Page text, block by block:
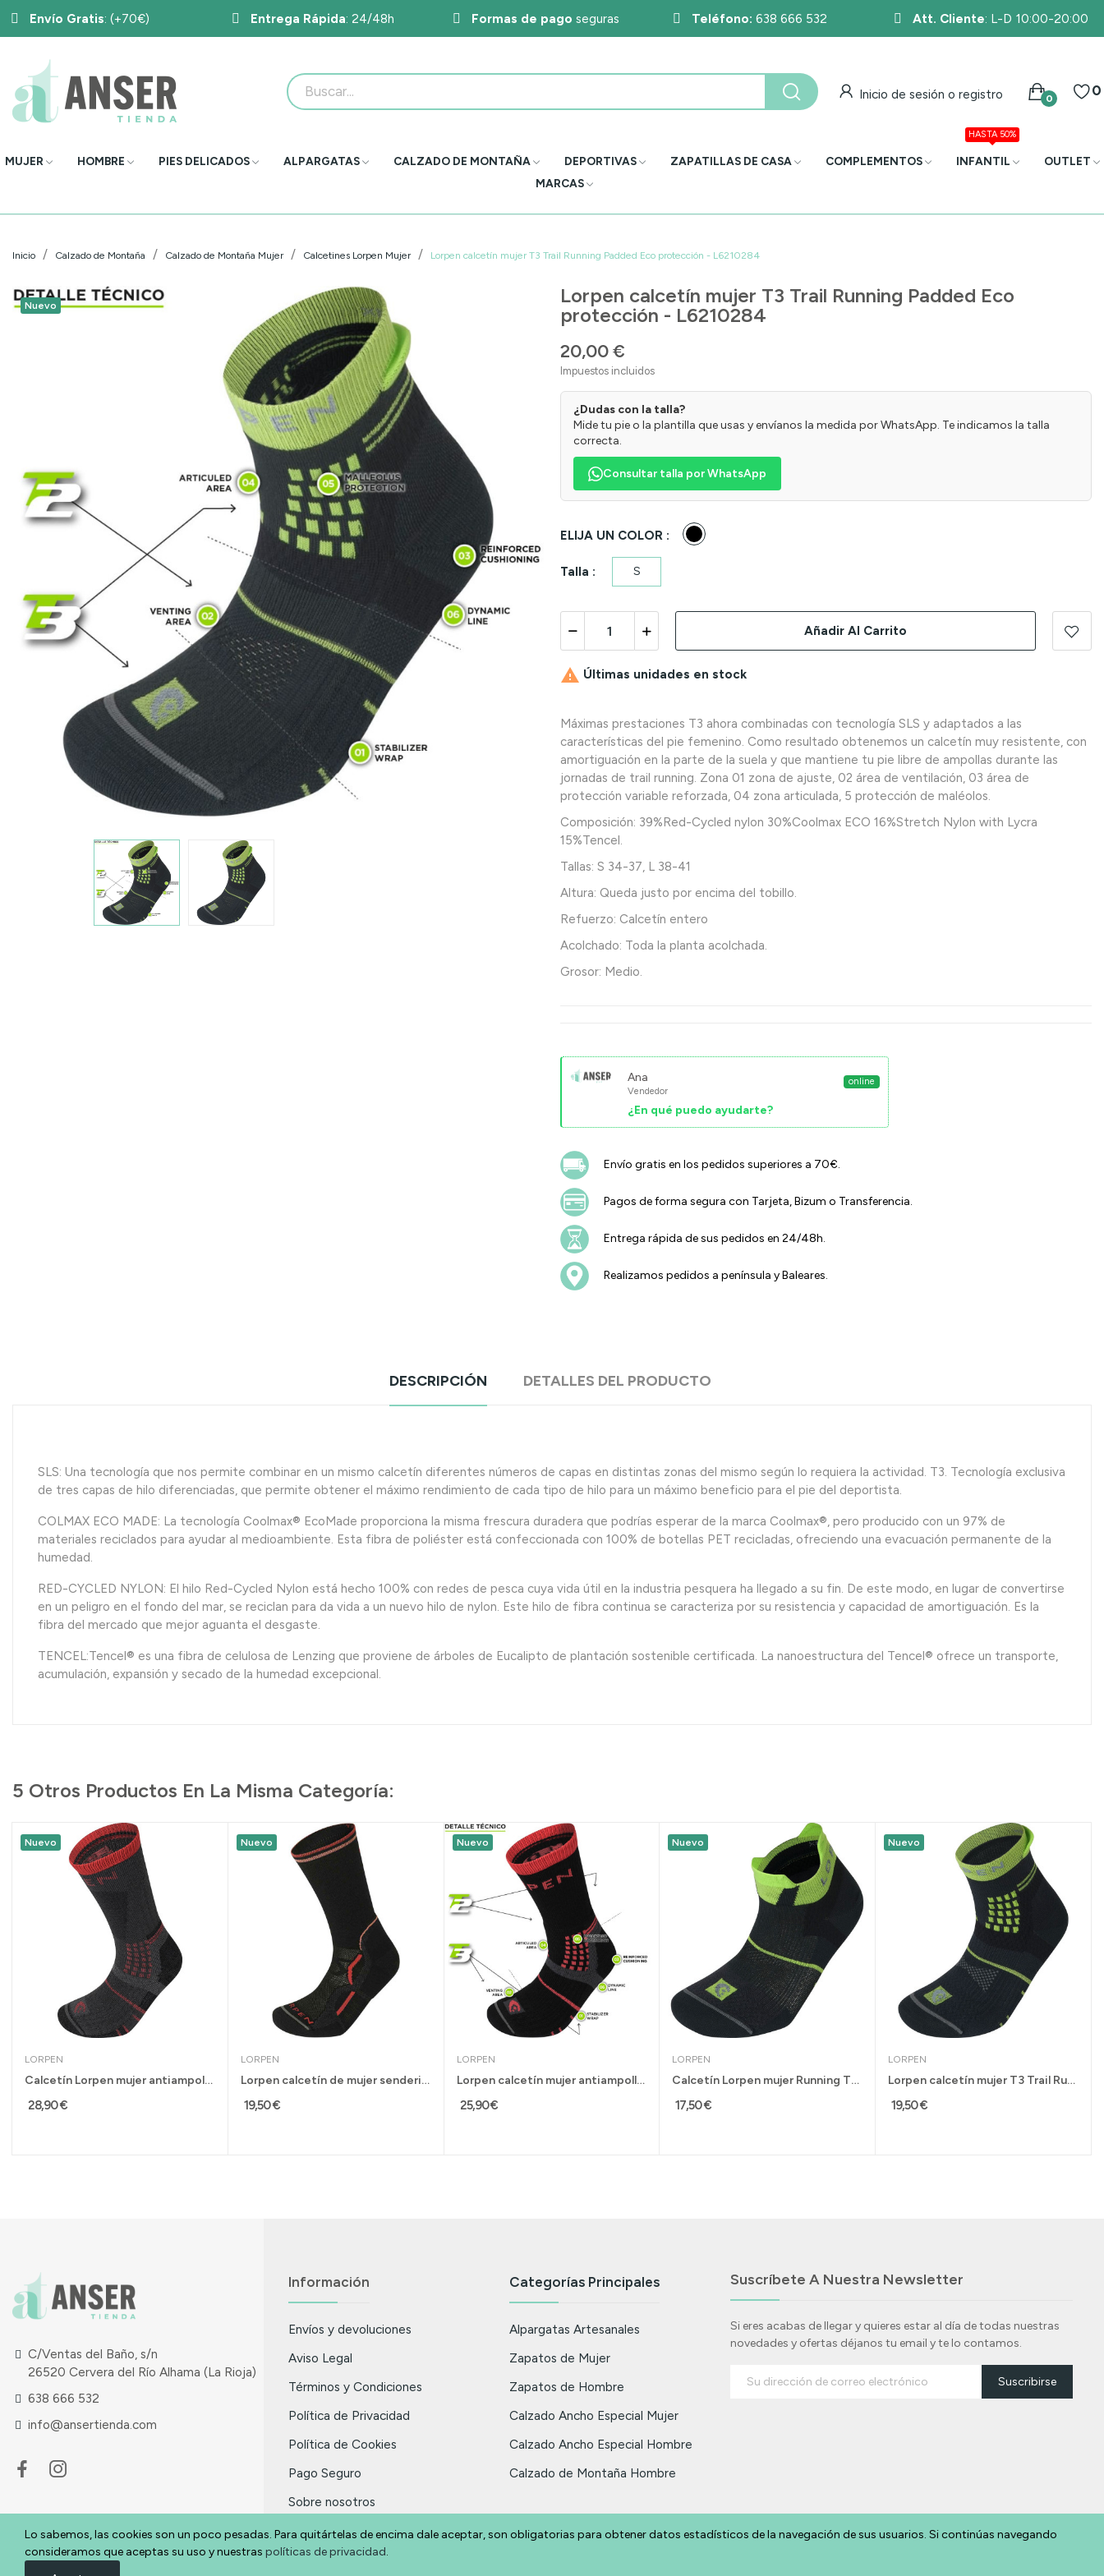
Envío Gratis: (+70€) Entrega Rápida: 24/48h Formas de pago seguras Teléfono: 638 666 532 Att. Cliente: L-D 10:00-20:00
Inicio de sesión o registro 0 0
MUJER HOMBRE PIES DELICADOS ALPARGATAS CALZADO DE MONTAÑA DEPORTIVAS ZAPATILLAS DE CASA COMPLEMENTOS INFANTIL
HASTA 50%
OUTLET
MARCAS
Inicio Calzado de Montaña Calzado de Montaña Mujer Calcetines Lorpen Mujer Lorpen calcetín mujer T3 Trail Running Padded Eco protección - L6210284
Nuevo
Lorpen calcetín mujer T3 Trail Running Padded Eco
protección - L6210284
20,00 €
Impuestos incluidos
¿Dudas con la talla?
Mide tu pie o la plantilla que usas y envíanos la medida por WhatsApp. Te indicamos la talla
correcta.
Consultar talla por WhatsApp
ELIJA UN COLOR : Negro
Talla : S
Añadir Al Carrito
 Últimas unidades en stock
Máximas prestaciones T3 ahora combinadas con tecnología SLS y adaptados a las
características del pie femenino. Como resultado obtenemos un calcetín muy resistente, con
amortiguación en la parte de la suela y que mantiene tu pie libre de ampollas durante las
jornadas de trail running. Zona 01 zona de ajuste, 02 área de ventilación, 03 área de
protección variable reforzada, 04 zona articulada, 5 protección de maléolos.
Composición: 39%Red-Cycled nylon 30%Coolmax ECO 16%Stretch Nylon with Lycra
15%Tencel.
Tallas: S 34-37, L 38-41
Altura: Queda justo por encima del tobillo.
Refuerzo: Calcetín entero
Acolchado: Toda la planta acolchada.
Grosor: Medio.
Ana
Vendedor
¿En qué puedo ayudarte?
online
Envío gratis en los pedidos superiores a 70€.
Pagos de forma segura con Tarjeta, Bizum o Transferencia.
Entrega rápida de sus pedidos en 24/48h.
Realizamos pedidos a península y Baleares.
DESCRIPCIÓN DETALLES DEL PRODUCTO
SLS: Una tecnología que nos permite combinar en un mismo calcetín diferentes números de capas en distintas zonas del mismo según lo requiera la actividad. T3. Tecnología exclusiva
de tres capas de hilo diferenciadas, que permite obtener el máximo rendimiento de cada tipo de hilo para un máximo beneficio para el pie del deportista.
COLMAX ECO MADE: La tecnología Coolmax® EcoMade proporciona la misma frescura duradera que podrías esperar de la marca Coolmax®, pero producido con un 97% de
materiales reciclados para ayudar al medioambiente. Esta fibra de poliéster está confeccionada con 100% de botellas PET recicladas, ofreciendo una evacuación permanente de la
humedad.
RED-CYCLED NYLON: El hilo Red-Cycled Nylon está hecho 100% con redes de pesca cuya vida útil en la industria pesquera ha llegado a su fin. De este modo, en lugar de convertirse
en un peligro en el fondo del mar, se reciclan para da vida a un nuevo hilo de nylon. Este hilo de fibra continua se caracteriza por su resistencia y capacidad de amortiguación. Es la
fibra del mercado que mejor aguanta el desgaste.
TENCEL:Tencel® es una fibra de celulosa de Lenzing que proviene de árboles de Eucalipto de plantación sostenible certificada. La nanoestructura del Tencel® ofrece un transporte,
acumulación, expansión y secado de la humedad excepcional.
5 Otros Productos En La Misma Categoría:
Nuevo
LORPEN
Calcetín Lorpen mujer antiampollas frio...
28,90 €
Nuevo
LORPEN
Lorpen calcetín de mujer senderismo T2 Light...
19,50 €
Nuevo
LORPEN
Lorpen calcetín mujer antiampollas largo...
25,90 €
Nuevo
LORPEN
Calcetín Lorpen mujer Running T3 precisión Fit...
17,50 €
Nuevo
LORPEN
Lorpen calcetín mujer T3 Trail Running Eco...
19,50 €
C/Ventas del Baño, s/n
26520 Cervera del Río Alhama (La Rioja)
638 666 532
info@ansertienda.com
Información
Envíos y devoluciones
Aviso Legal
Términos y Condiciones
Política de Privacidad
Política de Cookies
Pago Seguro
Sobre nosotros
Nuestras Tiendas
Promociones
Categorías Principales
Alpargatas Artesanales
Zapatos de Mujer
Zapatos de Hombre
Calzado Ancho Especial Mujer
Calzado Ancho Especial Hombre
Calzado de Montaña Hombre
Suscríbete A Nuestra Newsletter
Si eres acabas de llegar y quieres estar al día de todas nuestras
novedades y ofertas déjanos tu email y te lo contamos.
Suscribirse
Lo sabemos, las cookies son un poco pesadas. Para quitártelas de encima dale aceptar, son obligatorias para obtener datos estadísticos de la navegación de sus usuarios. Si continúas navegando
consideramos que aceptas su uso y nuestras políticas de privacidad.